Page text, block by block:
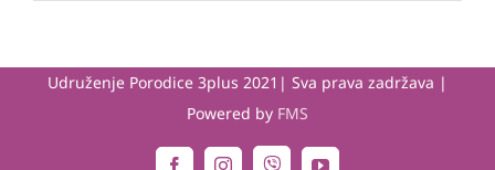
Udruženje Porodice 3plus 2021| Sva prava zadržava |
Powered by FMS